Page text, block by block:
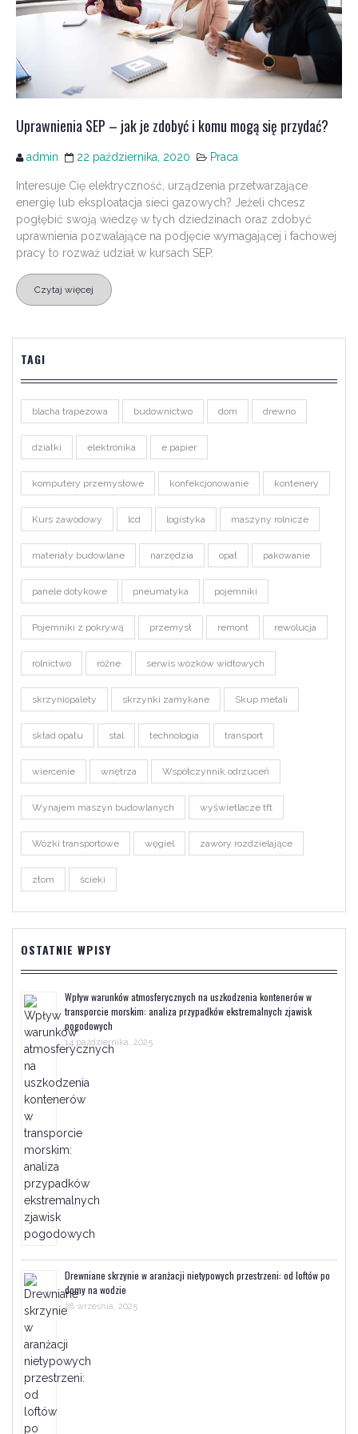
Uprawnienia SEP – jak je zdobyć i komu mogą się przydać?
admin 22 października, 2020 Praca
Interesuje Cię elektryczność, urządzenia przetwarzające
energię lub eksploatacja sieci gazowych? Jeżeli chcesz
pogłębić swoją wiedzę w tych dziedzinach oraz zdobyć
uprawnienia pozwalające na podjęcie wymagającej i fachowej
pracy to rozważ udział w kursach SEP.
Czytaj więcej
TAGI
blacha trapezowa budownictwo dom drewno
działki elektronika e papier
komputery przemysłowe konfekcjonowanie kontenery
Kurs zawodowy lcd logistyka maszyny rolnicze
materiały budowlane narzędzia opał pakowanie
panele dotykowe pneumatyka pojemniki
Pojemniki z pokrywą przemysł remont rewolucja
rolnictwo różne serwis wózków widłowych
skrzyniopalety skrzynki zamykane Skup metali
skład opału stal technologia transport
wiercenie wnętrza Współczynnik odrzuceń
Wynajem maszyn budowlanych wyświetlacze tft
Wózki transportowe węgiel zawory rozdzielające
złom ścieki
OSTATNIE WPISY
Wpływ warunków atmosferycznych na uszkodzenia kontenerów w
transporcie morskim: analiza przypadków ekstremalnych zjawisk
pogodowych
14 października, 2025
Drewniane skrzynie w aranżacji nietypowych przestrzeni: od loftów po
domy na wodzie
28 września, 2025